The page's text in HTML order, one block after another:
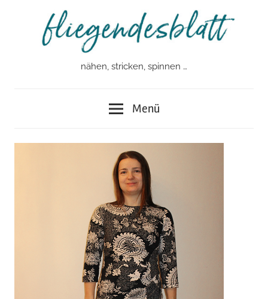
fliegendesblatt
nähen, stricken, spinnen …
Menü